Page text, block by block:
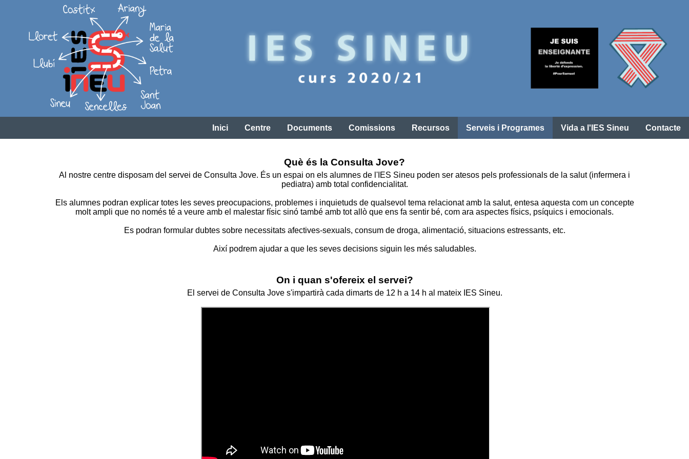
Contacte
Vida a l'IES Sineu
Serveis i Programes
Recursos
Comissions
Documents
Centre
Inici
Què és la Consulta Jove?
Al nostre centre disposam del servei de Consulta Jove. És un espai on els alumnes de l'IES Sineu poden ser atesos pels professionals de la salut (infermera i
pediatra) amb total confidencialitat.
Els alumnes podran explicar totes les seves preocupacions, problemes i inquietuds de qualsevol tema relacionat amb la salut, entesa aquesta com un concepte
molt ampli que no només té a veure amb el malestar físic sinó també amb tot allò que ens fa sentir bé, com ara aspectes físics, psíquics i emocionals.
Es podran formular dubtes sobre necessitats afectives-sexuals, consum de droga, alimentació, situacions estressants, etc.
Així podrem ajudar a que les seves decisions siguin les més saludables.
On i quan s'ofereix el servei?
El servei de Consulta Jove s'impartirà cada dimarts de 12 h a 14 h al mateix IES Sineu.